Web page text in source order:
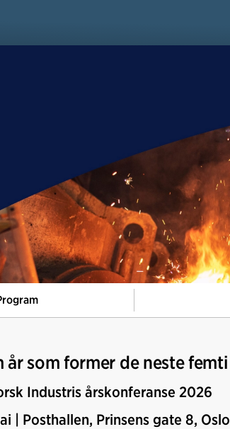
år som former de neste femti
Industris årskonferanse 2026
| Posthallen, Prinsens gate 8, Oslo